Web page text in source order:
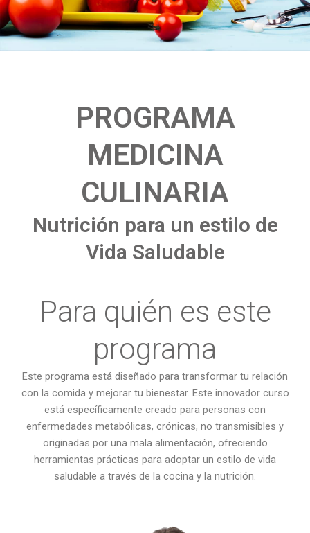
PROGRAMA
MEDICINA
CULINARIA
Nutrición para un estilo de
Vida Saludable
Para quién es este
programa
Este programa está diseñado para transformar tu relación
con la comida y mejorar tu bienestar. Este innovador curso
está específicamente creado para personas con
enfermedades metabólicas, crónicas, no transmisibles y
originadas por una mala alimentación, ofreciendo
herramientas prácticas para adoptar un estilo de vida
saludable a través de la cocina y la nutrición.